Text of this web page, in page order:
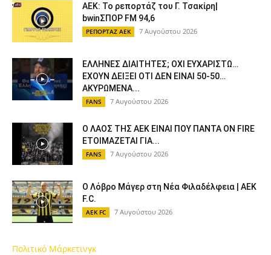
ΑΕΚ: Το ρεπορτάζ του Γ. Τσακίρη|
bwinΣΠΟΡ FM 94,6
ΡΕΠΟΡΤΑΖ ΑΕΚ 7 Αυγούστου 2026
ΕΛΛΗΝΕΣ ΔΙΑΙΤΗΤΕΣ; ΟΧΙ ΕΥΧΑΡΙΣΤΩ…
ΕΧΟΥΝ ΔΕΙΞΕΙ ΟΤΙ ΔΕΝ ΕΙΝΑΙ 50-50…
ΑΚΥΡΩΜΕΝΑ...
FANS 7 Αυγούστου 2026
Ο ΛΑΟΣ ΤΗΣ ΑΕΚ ΕΙΝΑΙ ΠΟΥ ΠΑΝΤΑ ON FIRE
ΕΤΟΙΜΑΖΕΤΑΙ ΓΙΑ...
FANS 7 Αυγούστου 2026
Ο Λόβρο Μάγερ στη Νέα Φιλαδέλφεια | AEK
F.C.
AEK FC 7 Αυγούστου 2026
Πολιτικό Μάρκετινγκ